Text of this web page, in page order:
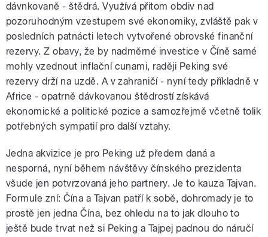
dávnkovaně - štědrá. Využívá přitom obdiv nad
pozoruhodným vzestupem své ekonomiky, zvláště pak v
posledních patnácti letech vytvořené obrovské finanční
rezervy. Z obavy, že by nadměrné investice v Číně samé
mohly vzednout inflační cunami, raději Peking své
rezervy drží na uzdě. A v zahraničí - nyní tedy příkladně v
Africe - opatrně dávkovanou štědrostí získává
ekonomické a politické pozice a samozřejmě včetně tolik
potřebných sympatií pro další vztahy.
Jedna akvizice je pro Peking už předem daná a
nesporná, nyní během návštěvy čínského prezidenta
všude jen potvrzovaná jeho partnery. Je to kauza Tajvan.
Formule zní: Čína a Tajvan patří k sobě, dohromady je to
prostě jen jedna Čína, bez ohledu na to jak dlouho to
ještě bude trvat než si Peking a Tajpej padnou do náručí